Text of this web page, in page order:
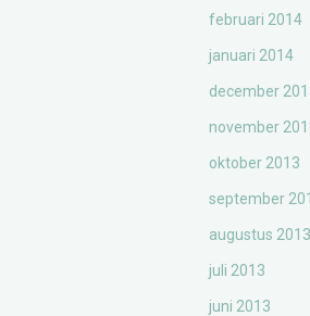
februari 2014
januari 2014
december
november
oktober 2013
september
augustus 2013
juli 2013
juni 2013